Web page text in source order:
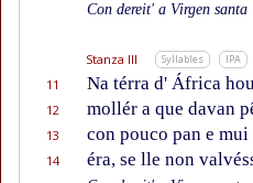
Con dereit' a Virgen santa
Stanza III Syllables IPA
11 Na térra d' África
12 mollér a que davan
13 con pouco pan e mui
14 éra, se lle non